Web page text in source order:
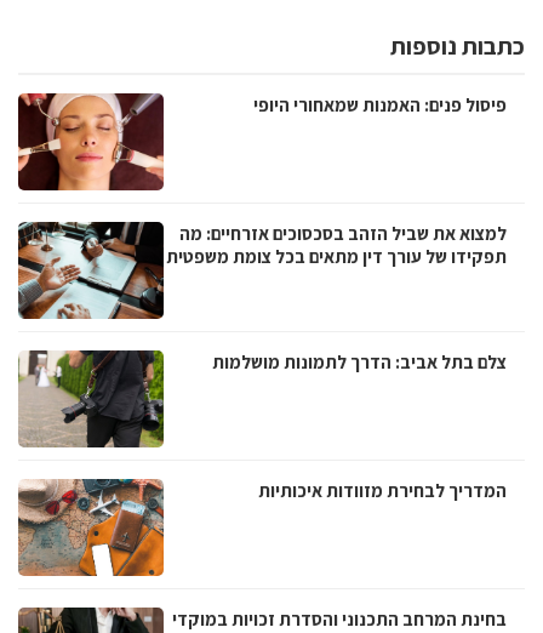
כתבות נוספות
פיסול פנים: האמנות שמאחורי היופי
למצוא את שביל הזהב בסכסוכים אזרחיים: מה
תפקידו של עורך דין מתאים בכל צומת משפטית
צלם בתל אביב: הדרך לתמונות מושלמות
המדריך לבחירת מזוודות איכותיות
בחינת המרחב התכנוני והסדרת זכויות במוקדי